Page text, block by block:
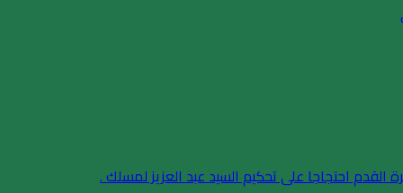
القدم احتجاجا على تحكيم السيد عبد العزيز لمسلك .